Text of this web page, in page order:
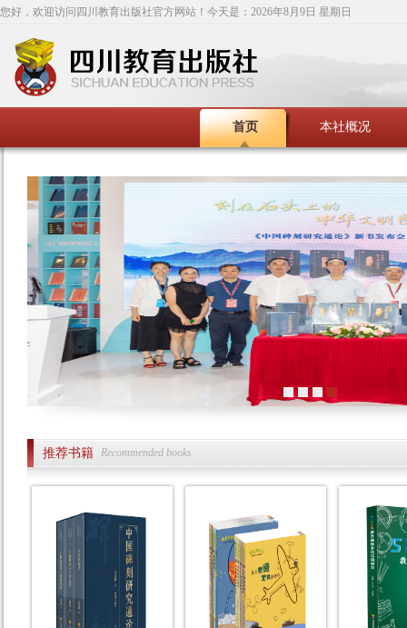
您好，欢迎访问四川教育出版社官方网站！今天是： 2026年8月9日 星期日
首页 本社概况
推荐书籍 Recommended books